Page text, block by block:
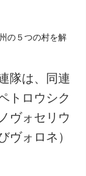
隊は、同連
トロウシク
ヴォセリウ
ヴォロネ）